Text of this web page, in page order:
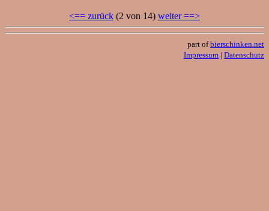
<== zurück (2 von 14) weiter ==>
part ofbierschinken.net
Impressum | Datenschutz